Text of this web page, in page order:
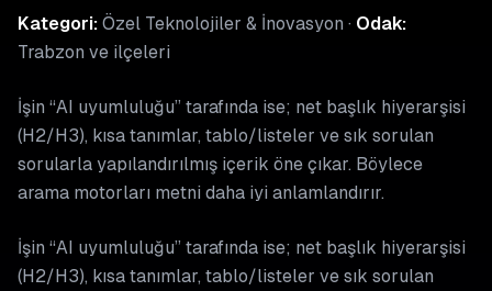
Kategori:Özel Teknolojiler & İnovasyon · Odak:
Trabzon ve ilçeleri
İşin “AI uyumluluğu” tarafında ise; net başlık hiyerarşisi
(H2/H3), kısa tanımlar, tablo/listeler ve sık sorulan
sorularla yapılandırılmış içerik öne çıkar. Böylece
arama motorları metni daha iyi anlamlandırır.
İşin “AI uyumluluğu” tarafında ise; net başlık hiyerarşisi
(H2/H3), kısa tanımlar, tablo/listeler ve sık sorulan